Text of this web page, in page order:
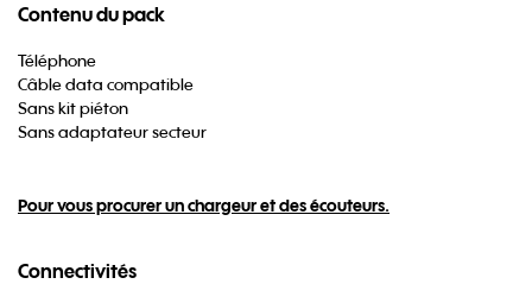
Contenu du pack
Téléphone
Câble data compatible
Sans kit piéton
Sans adaptateur secteur
Pour vous procurer un chargeur et des écouteurs.
Connectivités